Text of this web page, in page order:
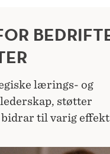
lærings- og
støtter
til varig